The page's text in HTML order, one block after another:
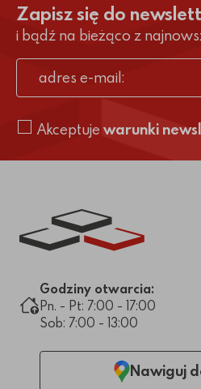
Zapisz się do
i bądź na bieżąco z
adres e-mail
Akceptuje warunki
Link do strony głównej
Godziny otwarcia:
Pn. - Pt: 7:00 - 17:00
Sob: 7:00 - 13:00
Nawiguj